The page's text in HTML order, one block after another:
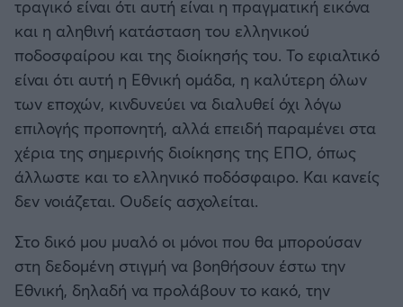
τραγικό είναι ότι αυτή είναι η πραγματική εικόνα
και η αληθινή κατάσταση του ελληνικού
ποδοσφαίρου και της διοίκησής του. Το εφιαλτικό
είναι ότι αυτή η Εθνική ομάδα, η καλύτερη όλων
των εποχών, κινδυνεύει να διαλυθεί όχι λόγω
επιλογής προπονητή, αλλά επειδή παραμένει στα
χέρια της σημερινής διοίκησης της ΕΠΟ, όπως
άλλωστε και το ελληνικό ποδόσφαιρο. Και κανείς
δεν νοιάζεται. Ουδείς ασχολείται.
Στο δικό μου μυαλό οι μόνοι που θα μπορούσαν
στη δεδομένη στιγμή να βοηθήσουν έστω την
Εθνική, δηλαδή να προλάβουν το κακό, την